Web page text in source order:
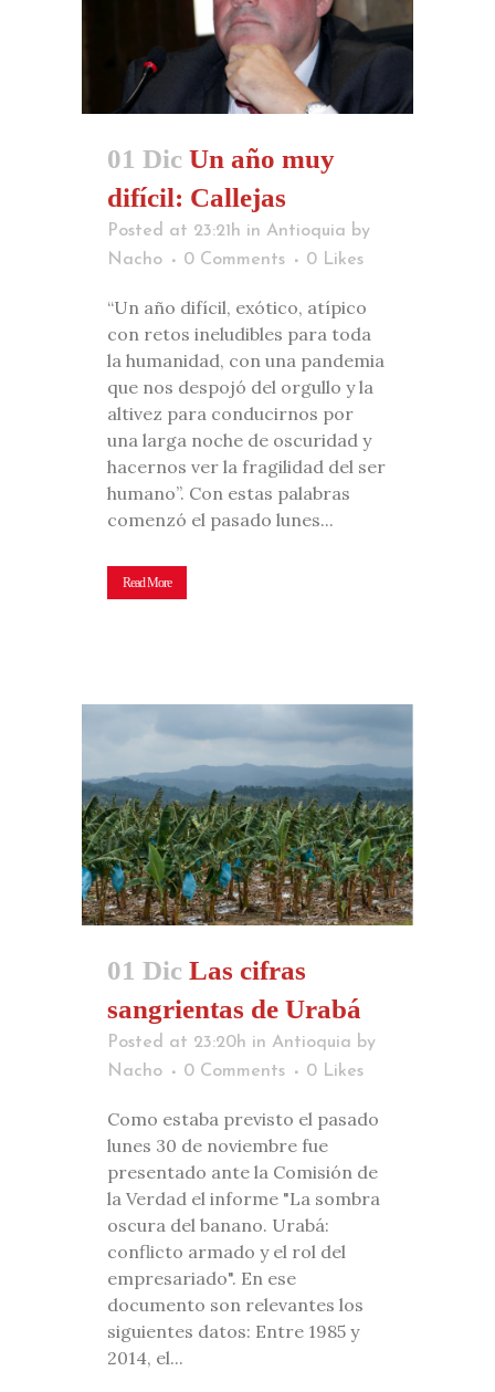
01 Dic Un año muy
difícil: Callejas
Posted at 23:21h in Antioquia by
Nacho
0 Comments 0 Likes
“Un año difícil, exótico, atípico
con retos ineludibles para toda
la humanidad, con una pandemia
que nos despojó del orgullo y la
altivez para conducirnos por
una larga noche de oscuridad y
hacernos ver la fragilidad del ser
humano”. Con estas palabras
comenzó el pasado lunes...
Read More
01 Dic Las cifras
sangrientas de Urabá
Posted at 23:20h in Antioquia by
Nacho
0 Comments 0 Likes
Como estaba previsto el pasado
lunes 30 de noviembre fue
presentado ante la Comisión de
la Verdad el informe "La sombra
oscura del banano. Urabá:
conflicto armado y el rol del
empresariado". En ese
documento son relevantes los
siguientes datos: Entre 1985 y
2014, el...